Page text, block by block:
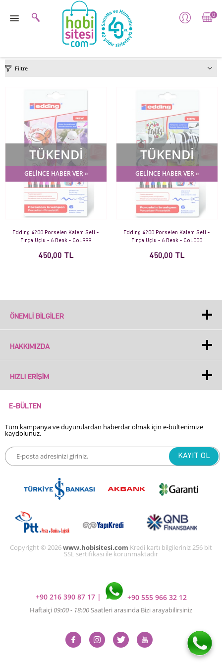
0
Filtre
TÜKENDİ
GELİNCE HABER VER »
Edding 4200 Porselen Kalem Seti -
Fırça Uçlu - 6 Renk - Col.999
450,00 TL
TÜKENDİ
GELİNCE HABER VER »
Edding 4200 Porselen Kalem Seti -
Fırça Uçlu - 6 Renk - Col.000
450,00 TL
ÖNEMLI BILGILER
HAKKIMIZDA
HIZLI ERIŞIM
E-BÜLTEN
Tüm kampanya ve duyurulardan haberdar olmak için e-bültenimize
kaydolunuz.
Copyright © 2026www.hobisitesi.com Kredi kartı bilgileriniz 256 bit
SSL sertifikası ile korunmaktadır
+90 216 390 87 17 | +90 555 966 32 12
Haftaiçi 09:00 - 18:00 Saatleri arasında Bizi arayabilirsiniz